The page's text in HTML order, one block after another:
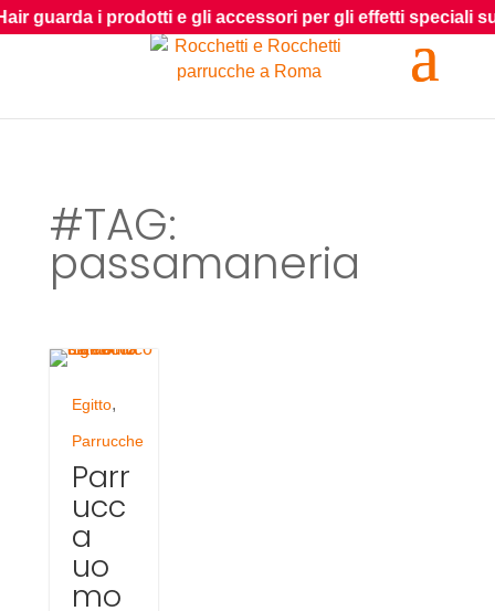
#TAG:
passamaneria
Egitto,
Parrucche
Parr
ucc
a
uo
mo
i prodotti e gli accessori per gli effetti speciali sui capelli